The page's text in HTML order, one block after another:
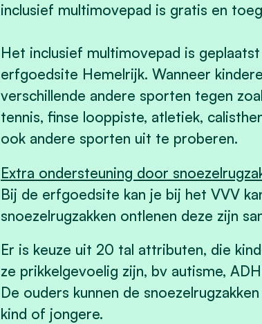
inclusief multimovepad is gratis en
Het inclusief multimovepad is
erfgoedsite Hemelrijk. Wanneer
verschillende andere sporten tegen
tennis, finse looppiste, atletiek,
ook andere sporten uit te proberen.
Extra ondersteuning door
Bij de erfgoedsite kan je bij het VVV
snoezelrugzakken ontlenen deze zijn
Er is keuze uit 20 tal attributen, die
ze prikkelgevoelig zijn, bv autisme,
De ouders kunnen de
kind of jongere.